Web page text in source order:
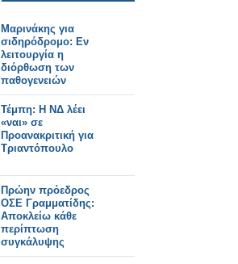
Μαρινάκης για
σιδηρόδρομο: Εν
λειτουργία η
διόρθωση των
παθογενειών
Τέμπη: Η ΝΔ λέει
«ναι» σε
Προανακριτική για
Τριαντόπουλο
Πρώην πρόεδρος
ΟΣΕ Γραμματίδης:
Αποκλείω κάθε
περίπτωση
συγκάλυψης